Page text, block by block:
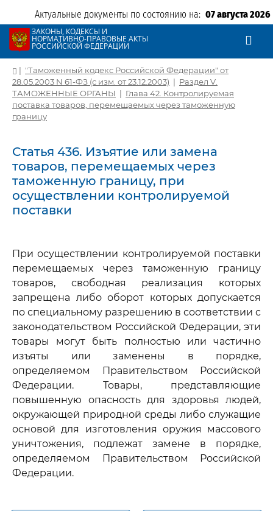
Актуальные документы по состоянию на: 07 августа 2026
ЗАКОНЫ, КОДЕКСЫ И
НОРМАТИВНО-ПРАВОВЫЕ АКТЫ
РОССИЙСКОЙ ФЕДЕРАЦИИ
| "Таможенный кодекс Российской Федерации" от
28.05.2003 N 61-ФЗ (с изм. от 23.12.2003) | Раздел V.
ТАМОЖЕННЫЕ ОРГАНЫ | Глава 42. Контролируемая
поставка товаров, перемещаемых через таможенную
границу
Статья 436. Изъятие или замена
товаров, перемещаемых через
таможенную границу, при
осуществлении контролируемой
поставки
При осуществлении контролируемой поставки
перемещаемых через таможенную границу
товаров, свободная реализация которых
запрещена либо оборот которых допускается
по специальному разрешению в соответствии с
законодательством Российской Федерации, эти
товары могут быть полностью или частично
изъяты или заменены в порядке,
определяемом Правительством Российской
Федерации. Товары, представляющие
повышенную опасность для здоровья людей,
окружающей природной среды либо служащие
основой для изготовления оружия массового
уничтожения, подлежат замене в порядке,
определяемом Правительством Российской
Федерации.